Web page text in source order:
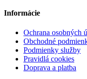
Informácie
Ochrana osobných
Obchodné
Podmienky služby
Pravidlá cookies
Doprava a platba